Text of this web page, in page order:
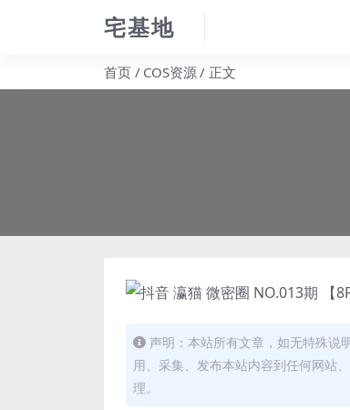
宅基地
首页 COS资源 正文
声明：本站所有文章，如无特殊说
用、采集、发布本站内容到任何网站
理。